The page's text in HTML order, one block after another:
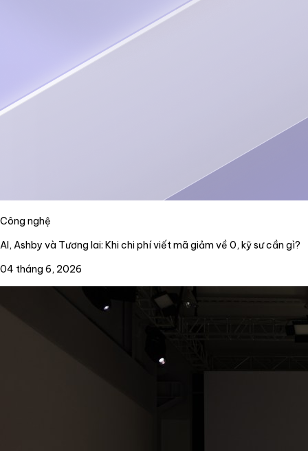
Công nghệ
AI, Ashby và Tương lai: Khi chi phí viết mã giảm về 0, kỹ sư cần gì?
04 tháng 6, 2026